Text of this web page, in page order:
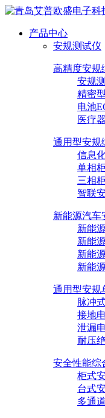
产品中心
安规测试仪
高精度安规
安规
精密
电池
医疗
通用型安规
信息
单相
三相
智联
新能源汽车
新能
新能
新能
新能
通用型安规
脉冲
接地
泄漏
耐压
安全性能综
柜式
台式
多通